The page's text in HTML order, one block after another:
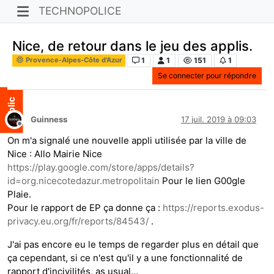
TECHNOPOLICE
Nice, de retour dans le jeu des applis.
Provence-Alpes-Côte d'Azur 1 1 151
1
Se connecter pour répondre
Hors-ligne
Guinness 17 juil. 2019 à 09:03
On m'a signalé une nouvelle appli utilisée par la ville de
Nice : Allo Mairie Nice
https://play.google.com/store/apps/details?
id=org.nicecotedazur.metropolitain Pour le lien G00gle
Plaie.
Pour le rapport de EP ça donne ça : https://reports.exodus-
privacy.eu.org/fr/reports/84543/ .
J'ai pas encore eu le temps de regarder plus en détail que
ça cependant, si ce n'est qu'il y a une fonctionnalité de
rapport d'incivilités, as usual...